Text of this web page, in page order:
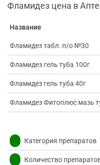
Фламидез цена в
Название
Фламидез табл. п/о №30
Фламидез гель туба 100г
Фламидез гель туба 40г
Фламидез Фитоплюс мазь
✅ Категория препаратов
✅ Количество